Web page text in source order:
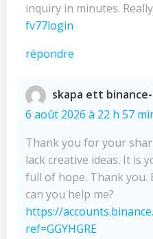
inquiry in minutes.
fv77login
répondre
skapa ett
6 août 2026 à 22 h 57
Thank you for your
lack creative ideas. It is
full of hope. Thank you.
can you help me?
https://
ref=GGYHGRE